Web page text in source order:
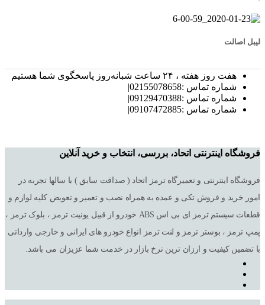
لیبل اصالت
هفت روز هفته ، ۲۴ ساعت شبانه‌روز پاسخگوی شما هستیم
شماره تماس :02155078658|
شماره تماس :09129470388|
شماره تماس :09107472885|
فروشگاه اینترنتی اتحاد، بررسی، انتخاب و خرید آنلاین
فروشگاه اینترنتی و تعمیرگاه ترمز اتحاد ( صداقت سابق ) با سالها تجربه در
امور خرید و فروش تکی و عمده به همراه نصب و تعمیر و تعویض کلیه لوازم و
قطعات سیستم ترمز ای بی اس ABS خودرو از قبیل یونیت ترمز ، بلوک ترمز ،
پمپ ترمز ، بوستر ترمز و لنت ترمز انواع خودرو های ایرانی و خارجی وارداتی
با تضمین کیفیت و ارزان ترین نرخ بازار در خدمت شما عزیزان می باشد.